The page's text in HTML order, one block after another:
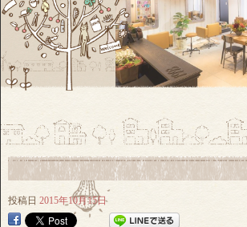
投稿日 2015年10月15日